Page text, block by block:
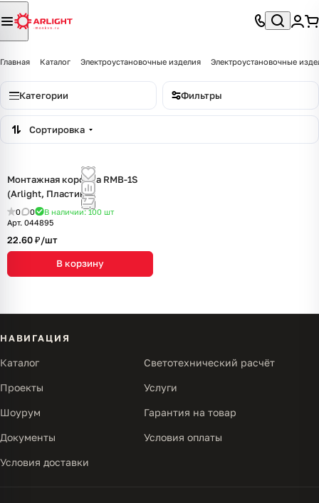
Главная Каталог Электроустановочные изделия Электроустановочные
Категории Фильтры
Сортировка
Монтажная коробка RMB-1S
(Arlight, Пластик)
0 0 В наличии: 100 шт
Арт. 044895
22.60 ₽/шт
В корзину
НАВИГАЦИЯ
Каталог Светотехнический расчёт
Проекты Услуги
Шоурум Гарантия на товар
Документы Условия оплаты
Условия доставки